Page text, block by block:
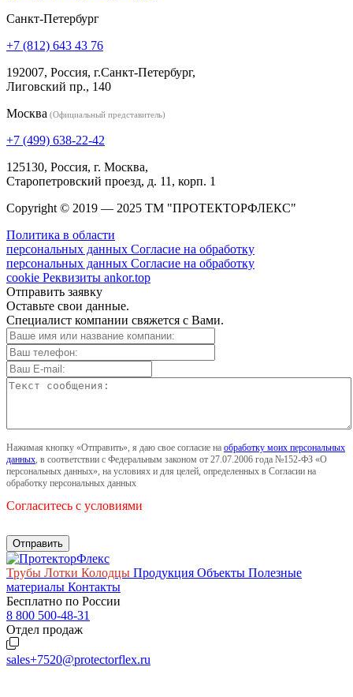
Санкт-Петербург
+7 (812) 643 43 76
192007, Россия, г.Санкт-Петербург,
Лиговский пр., 140
Москва (Официальный представитель)
+7 (499) 638-22-42
125130, Россия, г. Москва,
Старопетровский проезд, д. 11, корп. 1
Copyright © 2019 — 2025 ТМ "ПРОТЕКТОРФЛЕКС"
Политика в области
персональных данных Согласие на обработку
персональных данных Согласие на обработку
cookie Реквизиты ankor.top
Отправить заявку
Оставьте свои данные.
Специалист компании свяжется с Вами.
Нажимая кнопку «Отправить», я даю свое согласие на обработку моих персональных
данных, в соответствии с Федеральным законом от 27.07.2006 года №152-ФЗ «О
персональных данных», на условиях и для целей, определенных в Согласии на
обработку персональных данных
Согласитесь с условиями
Трубы Лотки Колодцы Продукция Объекты Полезные
материалы Контакты
Бесплатно по России
8 800 500-48-31
Отдел продаж
sales+7520@protectorflex.ru